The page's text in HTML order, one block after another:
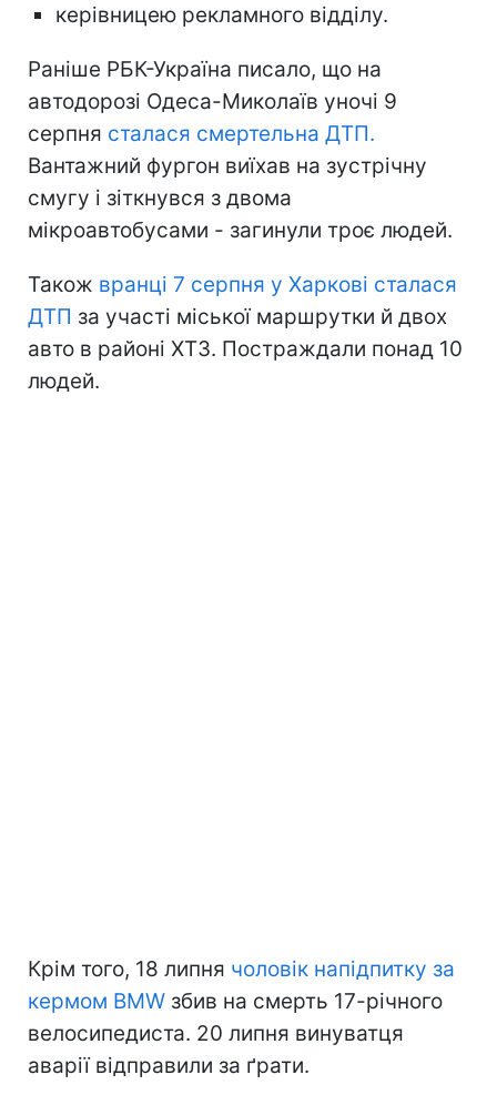
керівницею рекламного відділу.
Раніше РБК-Україна писало, що на
автодорозі Одеса-Миколаїв уночі 9
серпня сталася смертельна ДТП.
Вантажний фургон виїхав на зустрічну
смугу і зіткнувся з двома
мікроавтобусами - загинули троє людей.
Також вранці 7 серпня у Харкові сталася
ДТП за участі міської маршрутки й двох
авто в районі ХТЗ. Постраждали понад 10
людей.
Крім того, 18 липня чоловік напідпитку за
кермом BMW збив на смерть 17-річного
велосипедиста. 20 липня винуватця
аварії відправили за ґрати.